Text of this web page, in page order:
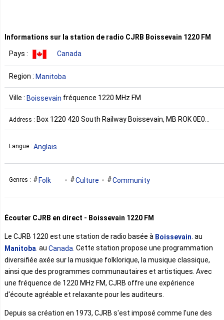
Informations sur la station de radio CJRB Boissevain 1220 FM
Pays : Canada
Region : Manitoba
Ville : Boissevain fréquence 1220 MHz FM
Address : Box 1220 420 South Railway Boissevain, MB ROK 0E0
Canada
Langue : Anglais
Genres : Folk Culture Community
Écouter CJRB en direct - Boissevain 1220 FM
Le CJRB 1220 est une station de radio basée à Boissevain . au
Manitoba. au Canada. Cette station propose une programmation
diversifiée axée sur la musique folklorique, la musique classique,
ainsi que des programmes communautaires et artistiques. Avec
une fréquence de 1220 MHz FM, CJRB offre une expérience
d'écoute agréable et relaxante pour les auditeurs.
Depuis sa création en 1973, CJRB s'est imposé comme l'une des